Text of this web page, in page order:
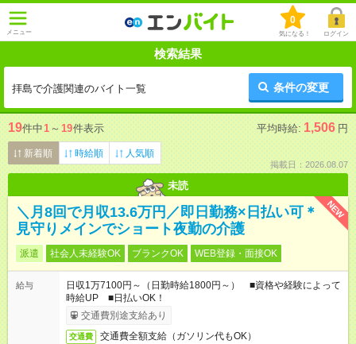
メニュー
0
気になる！ ログイン
検索結果
拝島で介護関連のバイト一覧 条件の変更
19件中1 ～ 19件表示 平均時給: 1,506 円
新着順 時給順 人気順
掲載日：2026.08.07
未読
NEW
＼月8回で月収13.6万円／即日勤務×日払い可＊
見守りメインでショート夜勤の介護
派遣 社会人未経験OK ブランクOK WEB登録・面接OK
給与
日収1万7100円～（日勤時給1800円～） ■資格や経験によって
時給UP ■日払いOK！
交通費別途支給あり
交通費 交通費全額支給（ガソリン代もOK）